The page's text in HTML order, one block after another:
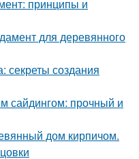
принципы и
для деревянного
секреты создания
сайдингом: прочный и
дом кирпичом.